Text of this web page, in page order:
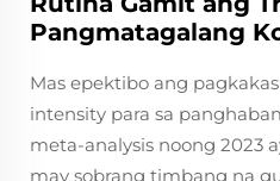
Pangmatagalang
Mas epektibo ang
intensity para sa
meta-analysis noong 2023
may sobrang timbang na